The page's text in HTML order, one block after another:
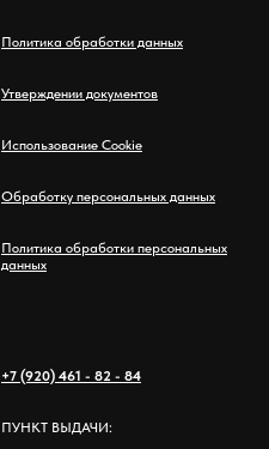
Политика обработки данных
Утверждении документов
Использование Cookie
Обработку персональных данных
Политика обработки персональных
данных
+7 (920) 461 - 82 - 84
ПУНКТ ВЫДАЧИ: